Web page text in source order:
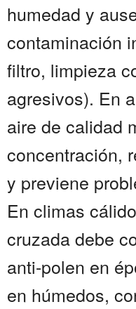
humedad y
contaminación
filtro, limpieza
agresivos). En
aire de calidad
concentración,
y previene
En climas
cruzada debe
anti-polen en
en húmedos,